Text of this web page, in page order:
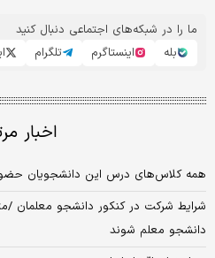
ما را در شبکه‌های اجتماعی دنبال کنید
بله
اینستاگرم تلگرام
اخبار
همه کلاس‌های درس این دانشجویان
شرایط شرکت در کنکور دانشجو معلمان /
دانشجو معلم شوند